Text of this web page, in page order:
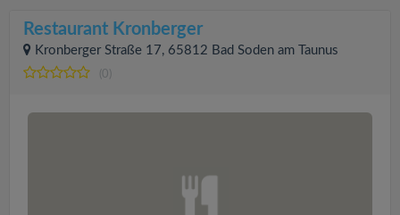
Restaurant Kronberger
Kronberger Straße 17, 65812 Bad Soden am Taunus
(0)